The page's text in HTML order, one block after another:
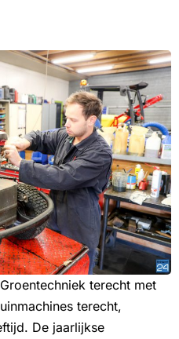
terecht met
terecht,
De jaarlijkse